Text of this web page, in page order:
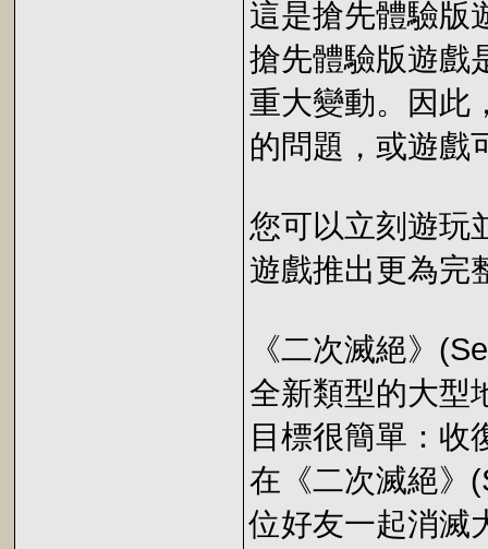
這是搶先體驗版
搶先體驗版遊戲
重大變動。因此
的問題，或遊戲
您可以立刻遊玩
遊戲推出更為完
《二次滅絕》
全新類型的大型
目標很簡單：收
在《二次滅絕》
位好友一起消滅